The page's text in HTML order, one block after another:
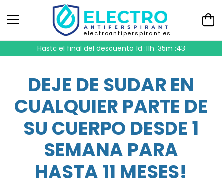
electroantiperspirant.es
Hasta el final del descuento 1d :11h :35m :42
DEJE DE SUDAR EN
CUALQUIER PARTE DE
SU CUERPO DESDE 1
SEMANA PARA
HASTA 11 MESES!